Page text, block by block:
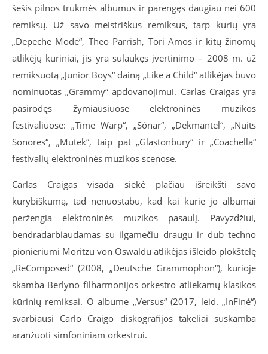
šešis pilnos trukmės albumus ir parengęs daugiau nei 600
remiksų. Už savo meistriškus remiksus, tarp kurių yra
„Depeche Mode“, Theo Parrish, Tori Amos ir kitų žinomų
atlikėjų kūriniai, jis yra sulaukęs įvertinimo – 2008 m. už
remiksuotą „Junior Boys“ dainą „Like a Child“ atlikėjas buvo
nominuotas „Grammy“ apdovanojimui. Carlas Craigas yra
pasirodęs žymiausiuose elektroninės muzikos
festivaliuose: „Time Warp“, „Sónar“, „Dekmantel“, „Nuits
Sonores“, „Mutek“, taip pat „Glastonbury“ ir „Coachella“
festivalių elektroninės muzikos scenose.
Carlas Craigas visada siekė plačiau išreikšti savo
kūrybiškumą, tad nenuostabu, kad kai kurie jo albumai
peržengia elektroninės muzikos pasaulį. Pavyzdžiui,
bendradarbiaudamas su ilgamečiu draugu ir dub techno
pionieriumi Moritzu von Oswaldu atlikėjas išleido plokštelę
„ReComposed“ (2008, „Deutsche Grammophon“), kurioje
skamba Berlyno filharmonijos orkestro atliekamų klasikos
kūrinių remiksai. O albume „Versus“ (2017, leid. „InFiné“)
svarbiausi Carlo Craigo diskografijos takeliai suskamba
aranžuoti simfoniniam orkestrui.